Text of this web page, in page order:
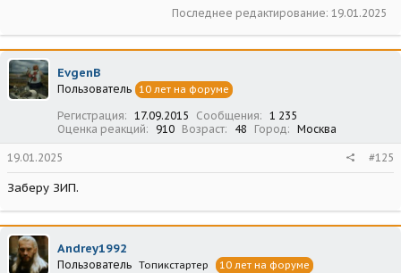
Последнее редактирование: 19.01.2025
EvgenB
Пользователь 10 лет на форуме
Регистрация 17.09.2015 Сообщения
1 235
Оценка реакций
910 Возраст 48 Город Москва
19.01.2025 #125
Заберу ЗИП.
Andrey1992
Пользователь Топикстартер 10 лет на форуме